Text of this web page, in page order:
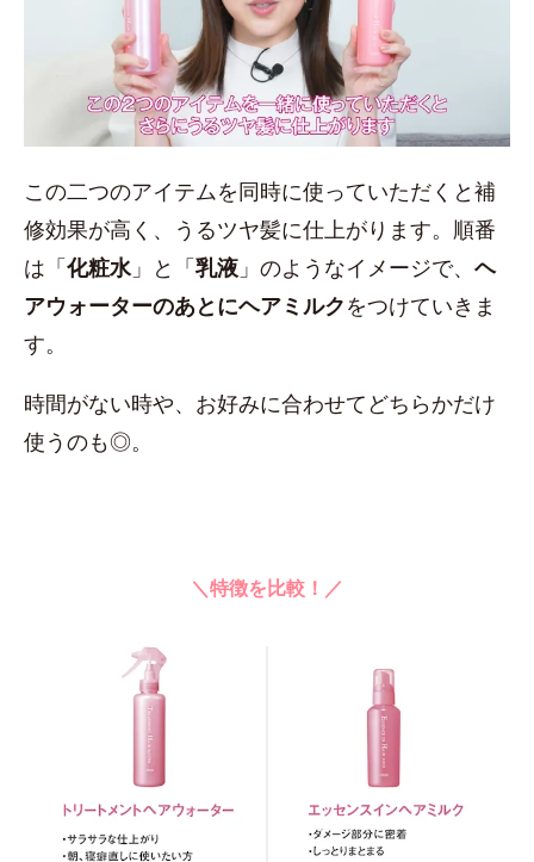
この二つのアイテムを同時に使っていただくと補
修効果が高く、うるツヤ髪に仕上がります。順番
は「化粧水」と「乳液 」のようなイメージで、 ヘ
アウォーターのあとにヘアミルクをつけていきま
す。
時間がない時や、お好みに合わせてどちらかだけ
使うのも◎。
＼特徴を比較！／